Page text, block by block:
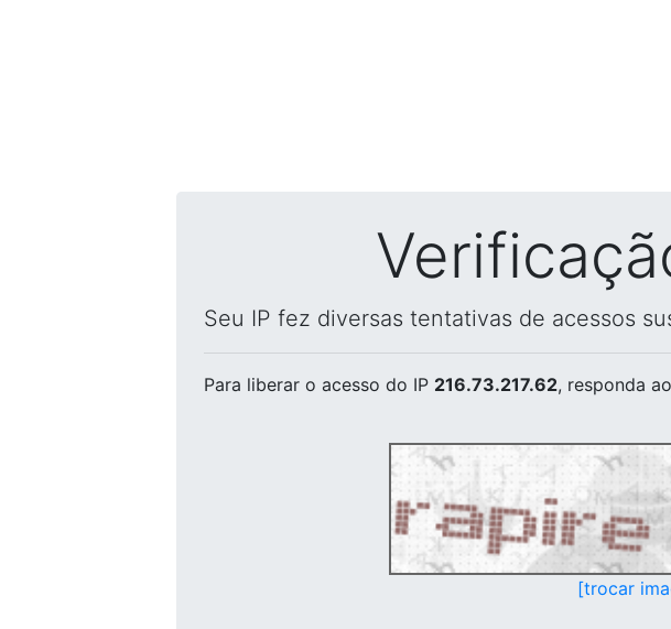
Seu IP fez diversas tentativas de acessos
Para liberar o acesso do IP 216.73.217.62, responda
[trocar